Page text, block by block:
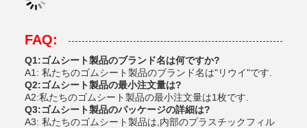
FAQ:
Q1:ゴムシート製品のブランド名は何ですか?
A1: 私たちのゴムシート製品のブランド名は"リウイ"です.
Q2:ゴムシート製品の最小注文量は?
A2:私たちのゴムシート製品の最小注文量は1枚です.
Q3:ゴムシート製品のパッケージの詳細は?
A3: 私たちのゴムシート製品は,内部のプラスチックフィル